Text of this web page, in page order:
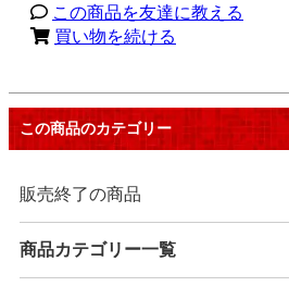
この商品を友達に教える
買い物を続ける
この商品のカテゴリー
販売終了の商品
商品カテゴリー一覧